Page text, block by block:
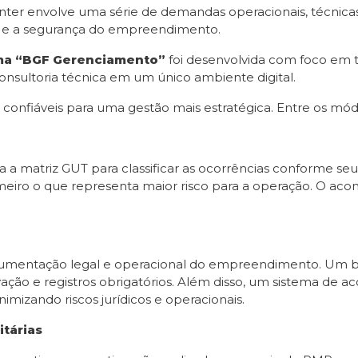
envolve uma série de demandas operacionais,
a segurança do empreendimento.
“BGF Gerenciamento” foi desenvolvida com foco
técnica em um único ambiente digital.
para uma gestão mais estratégica. Entre os
matriz GUT para classificar as ocorrências conforme
o que representa maior risco para a operação. O
legal e operacional do empreendimento. Um
e registros obrigatórios. Além disso, um sistema de
riscos jurídicos e operacionais.